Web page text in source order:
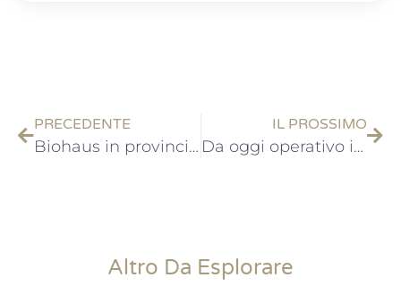
PRECEDENTE
Biohaus in provincia di Treviso
IL PROSSIMO
Da oggi operativo il nuovo ufficio Biohaus di Torino
Altro Da Esplorare